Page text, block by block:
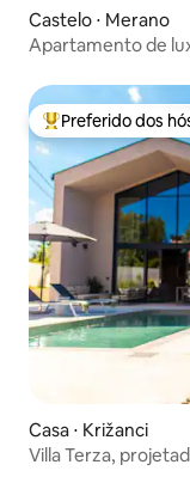
Castelo ⋅ Merano
Apartamento de
Entre os melhores
Preferido dos
Casa ⋅ Križanci
Villa Terza,